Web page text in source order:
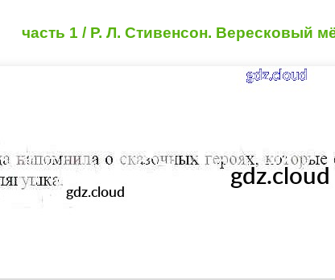
часть 1 / Р. Л. Стивенсон. Вересковый